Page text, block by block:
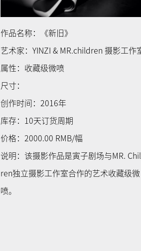
作品名称：《新旧》
艺术家：YINZI & MR.children 摄影工作
属性：收藏级微喷
尺寸：
创作时间：2016年
库存：10天订货周期
价格：2000.00 RMB/幅
说明：该摄影作品是寅子剧场与MR.
ren独立摄影工作室合作的艺术收藏级微
喷。